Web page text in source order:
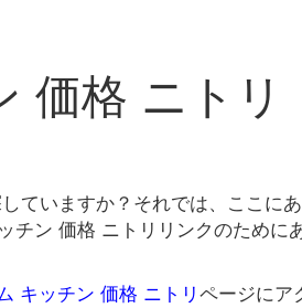
価格 ニトリ
ていますか？それでは、ここに
チン 価格 ニトリリンクのために
キッチン 価格 ニトリページにア